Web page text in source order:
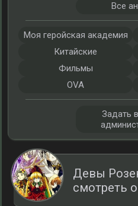
Девы
смотреть
Все
Моя геройская академия
Китайские
Фильмы
OVA
Задать